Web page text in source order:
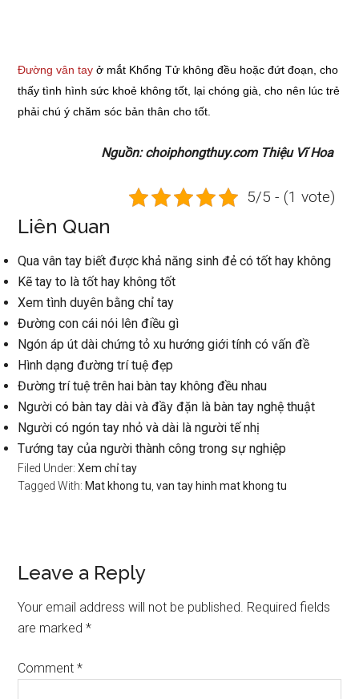
Đường vân tayở mắt Khổng Tử không đều hoặc đứt đoạn, cho
thấy tình hình sức khoẻ không tốt, lại chóng già, cho nên lúc trẻ
phải chú ý chăm sóc bản thân cho tốt.
Nguồn: choiphongthuy.com Thiệu Vĩ Hoa
5/5 - (1 vote)
Liên Quan
Qua vân tay biết được khả năng sinh đẻ có tốt hay không
Kẽ tay to là tốt hay không tốt
Xem tình duyên bằng chỉ tay
Đường con cái nói lên điều gì
Ngón áp út dài chứng tỏ xu hướng giới tính có vấn đề
Hình dạng đường trí tuệ đẹp
Đường trí tuệ trên hai bàn tay không đều nhau
Người có bàn tay dài và đầy đặn là bàn tay nghệ thuật
Người có ngón tay nhỏ và dài là người tế nhị
Tướng tay của người thành công trong sự nghiệp
Filed Under:Xem chỉ tay
Tagged With: Mat khong tu ,van tay hinh mat khong tu
Reader
Interactions
Leave a Reply
Your email address will not be published. Required fields
are marked*
Comment*